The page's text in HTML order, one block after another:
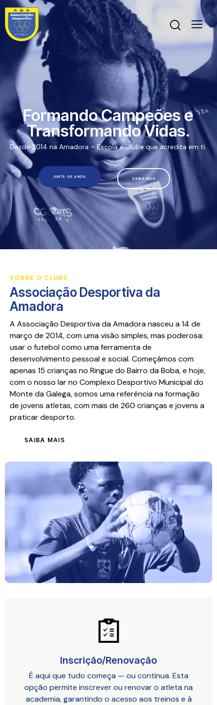
SAIBA MAIS
JUNTE-SE A NÓS
Desde 2014 na Amadora – Escola e Clube que acredita em ti.
Formando Campeões e
Transformando Vidas.
SOBRE O CLUBE
Associação Desportiva da
Amadora
A Associação Desportiva da Amadora nasceu a 14 de
março de 2014, com uma visão simples, mas poderosa:
usar o futebol como uma ferramenta de
desenvolvimento pessoal e social. Começámos com
apenas 15 crianças no Ringue do Bairro da Boba, e hoje,
com o nosso lar no Complexo Desportivo Municipal do
Monte da Galega, somos uma referência na formação
de jovens atletas, com mais de 260 crianças e jovens a
praticar desporto.
SAIBA MAIS
Inscrição/Renovação
É aqui que tudo começa — ou continua. Esta
opção permite inscrever ou renovar o atleta na
academia, garantindo o acesso aos treinos e à